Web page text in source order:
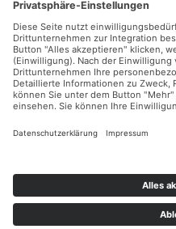
Zahlungsarten
Sicher Einkaufen
Ladengeschäft
Newsletter
Facebook